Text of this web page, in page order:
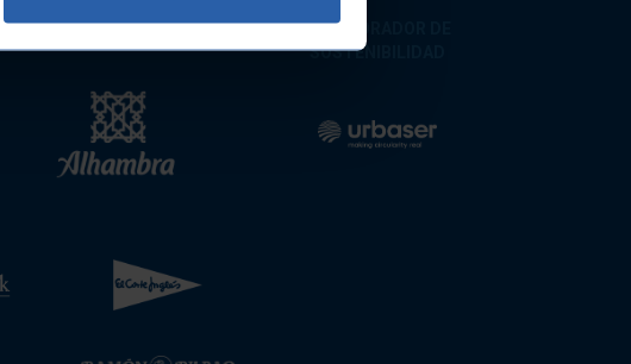
MAIN SPONSOR
COLABORADOR DE
SOSTENIBILIDAD